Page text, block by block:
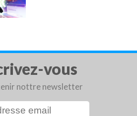
vous
nottre newsletter